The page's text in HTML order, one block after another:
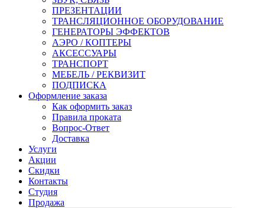
ПРЕЗЕНТАЦИИ
ТРАНСЛЯЦИОННОЕ ОБОРУДОВАНИЕ
ГЕНЕРАТОРЫ ЭФФЕКТОВ
АЭРО / КОПТЕРЫ
АКСЕССУАРЫ
ТРАНСПОРТ
МЕБЕЛЬ / РЕКВИЗИТ
ПОДПИСКА
Оформление заказа
Как оформить заказ
Правила проката
Вопрос-Ответ
Доставка
Услуги
Акции
Скидки
Контакты
Студия
Продажа